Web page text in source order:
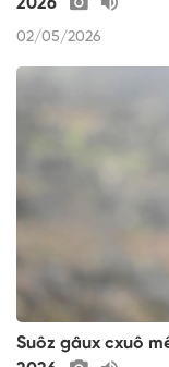
2026
02/05/2026
Suôz gâux cxuô